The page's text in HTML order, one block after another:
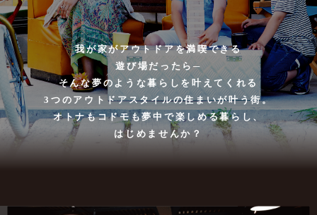
我が家がアウトドアを満喫できる
遊び場だったら─
そんな夢のような暮らしを叶えてくれる
3つのアウトドアスタイルの住まいが叶う街。
オトナもコドモも夢中で楽しめる暮らし、
はじめませんか？